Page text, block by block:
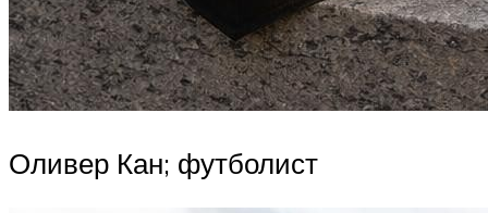
Оливер Кан; футболист